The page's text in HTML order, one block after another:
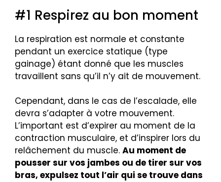
#1 Respirez au bon moment
La respiration est normale et constante
pendant un exercice statique (type
gainage) étant donné que les muscles
travaillent sans qu’il n’y ait de mouvement.
Cependant, dans le cas de l’escalade, elle
devra s’adapter à votre mouvement.
L’important est d’expirer au moment de la
contraction musculaire, et d’inspirer lors du
relâchement du muscle. Au moment de
pousser sur vos jambes ou de tirer sur vos
bras, expulsez tout l’air qui se trouve dans